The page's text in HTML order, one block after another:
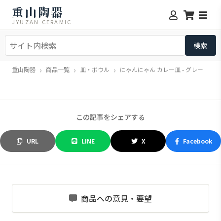
重山陶器
JYUZAN CERAMIC
重山陶器 商品一覧 皿・ボウル にゃんにゃん カレー皿 - グレー
この記事をシェアする
URL LINE X Facebook
商品への意見・要望